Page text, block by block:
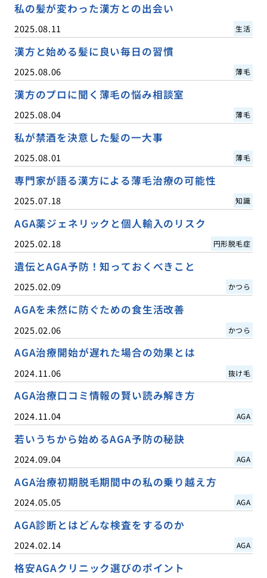
私の髪が変わった漢方との出会い
2025.08.11 生活
漢方と始める髪に良い毎日の習慣
2025.08.06 薄毛
漢方のプロに聞く薄毛の悩み相談室
2025.08.04 薄毛
私が禁酒を決意した髪の一大事
2025.08.01 薄毛
専門家が語る漢方による薄毛治療の可能性
2025.07.18 知識
AGA薬ジェネリックと個人輸入のリスク
2025.02.18 円形脱毛症
遺伝とAGA予防！知っておくべきこと
2025.02.09 かつら
AGAを未然に防ぐための食生活改善
2025.02.06 かつら
AGA治療開始が遅れた場合の効果とは
2024.11.06 抜け毛
AGA治療口コミ情報の賢い読み解き方
2024.11.04 AGA
若いうちから始めるAGA予防の秘訣
2024.09.04 AGA
AGA治療初期脱毛期間中の私の乗り越え方
2024.05.05 AGA
AGA診断とはどんな検査をするのか
2024.02.14 AGA
格安AGAクリニック選びのポイント